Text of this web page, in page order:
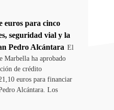
euros para cinco
seguridad vial y la
Pedro Alcántara El
Marbella ha aprobado
de crédito
euros para financiar
Alcántara. Los